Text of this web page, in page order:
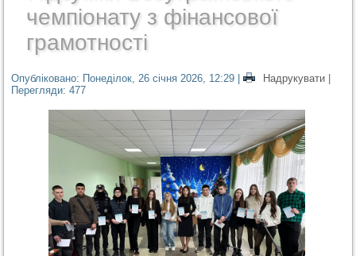
чемпіонату з фінансової
грамотності
Опубліковано: Понеділок, 26 січня 2026, 12:29 | Надрукувати
Перегляди: 477